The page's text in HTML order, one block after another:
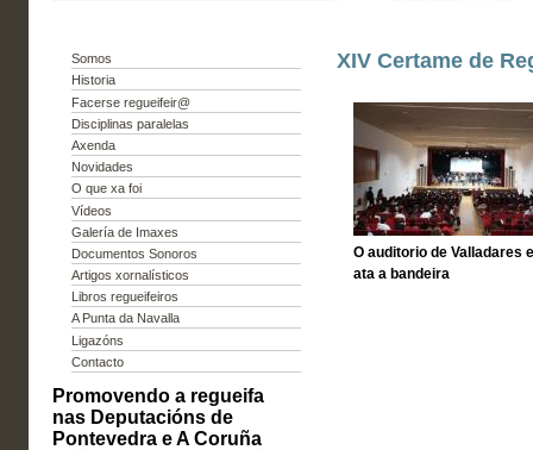
Somos
Historia
Facerse regueifeir@
Disciplinas paralelas
Axenda
Novidades
O que xa foi
Vídeos
Galería de Imaxes
Documentos Sonoros
Artigos xornalísticos
Libros regueifeiros
A Punta da Navalla
Ligazóns
Contacto
Promovendo a regueifa
nas Deputacións de
Pontevedra e A Coruña
XIV Certame de
O auditorio de Valladares
ata a bandeira